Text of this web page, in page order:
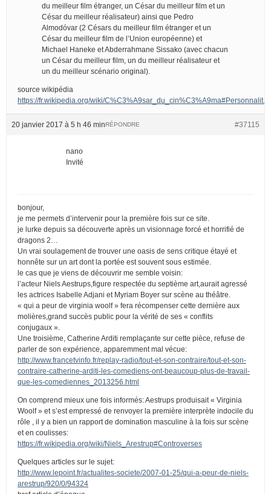
du meilleur film étranger, un César du meilleur film et un
César du meilleur réalisateur) ainsi que Pedro
Almodóvar (2 Césars du meilleur film étranger et un
César du meilleur film de l’Union européenne) et
Michael Haneke et Abderrahmane Sissako (avec chacun
un César du meilleur film, un du meilleur réalisateur et
un du meilleur scénario original).
source wikipédia
https://fr.wikipedia.org/wiki/
20 janvier 2017 à 5 h 46 min #37115
RÉPONDRE
nano
Invité
bonjour,
je me permets d’intervenir pour la première fois sur ce site.
je lurke depuis sa découverte après un visionnage forcé et horrifié de
dragons 2…
Un vrai soulagement de trouver une oasis de sens critique étayé et
honnête sur un art dont la portée est souvent sous estimée.
le cas que je viens de découvrir me semble voisin:
l’acteur Niels Aestrups,figure respectée du septième art,aurait agressé
les actrices Isabelle Adjani et Myriam Boyer sur scène au théâtre.
« qui a peur de virginia woolf » fera récompenser cette dernière aux
molières,grand succès public pour la vérité de ses « conflits
conjugaux ».
Une troisième, Catherine Arditi remplaçante sur cette pièce, refuse de
parler de son expérience, apparemment mal vécue:
http://www.francetvinfo.fr/replay-radio/tout-et-son-contraire/tout-et-son-
contraire-catherine-arditi-les-comediens-ont-beaucoup-plus-de-travail-
que-les-comediennes_2013256.html
On comprend mieux une fois informés: Aestrups produisait « Virginia
Woolf » et s’est empressé de renvoyer la première interprète indocile du
rôle , il y a bien un rapport de domination masculine à la fois sur scène
et en coulisses:
https://fr.wikipedia.org/wiki/Niels_Arestrup#Controverses
Quelques articles sur le sujet:
http://www.lepoint.fr/actualites-societe/2007-01-25/qui-a-peur-de-niels-
arestrup/920/0/94324